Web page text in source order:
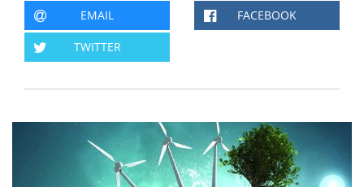
EMAIL FACEBOOK
TWITTER